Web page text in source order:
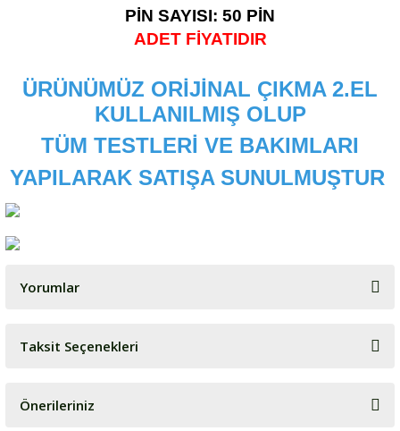
PİN SAYISI: 50 PİN
ADET FİYATIDIR
ÜRÜNÜMÜZ ORİJİNAL ÇIKMA 2.EL
KULLANILMIŞ OLUP
TÜM TESTLERİ VE BAKIMLARI
YAPILARAK SATIŞA SUNULMUŞTUR
Yorumlar
Bu ürüne ilk yorumu siz yapın!
Taksit Seçenekleri
Önerileriniz